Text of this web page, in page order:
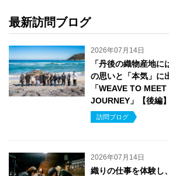
最新訪問ブログ
2026年07月14日
「丹後の織物産地
の思いと「本気」に
「WEAVE TO
JOURNEY」【後編】
訪問ブログ
2026年07月14日
織りの仕事を体験し